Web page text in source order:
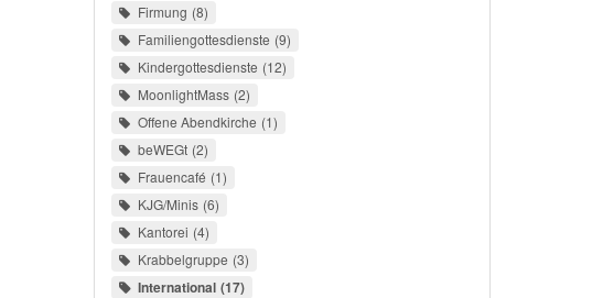
Firmung 8
Familiengottesdienste 9
Kindergottesdienste 12
MoonlightMass 2
Offene Abendkirche 1
beWEGt 2
Frauencafé 1
KJG/Minis 6
Kantorei 4
Krabbelgruppe 3
International 17